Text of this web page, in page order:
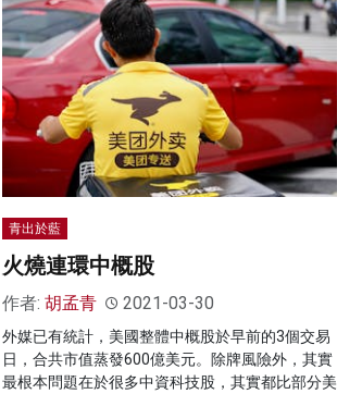
青出於藍
火燒連環中概股
作者: 胡孟青 2021-03-30
外媒已有統計，美國整體中概股於早前的3個交易
日，合共市值蒸發600億美元。除牌風險外，其實
最根本問題在於很多中資科技股，其實都比部分美